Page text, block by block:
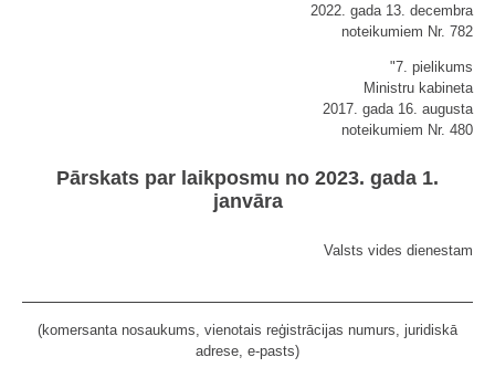
2022. gada 13. decembra
noteikumiem Nr. 782
"7. pielikums
Ministru kabineta
2017. gada 16. augusta
noteikumiem Nr. 480
Pārskats par laikposmu no 2023. gada 1.
janvāra
Valsts vides dienestam
(komersanta nosaukums, vienotais reģistrācijas numurs, juridiskā
adrese, e-pasts)